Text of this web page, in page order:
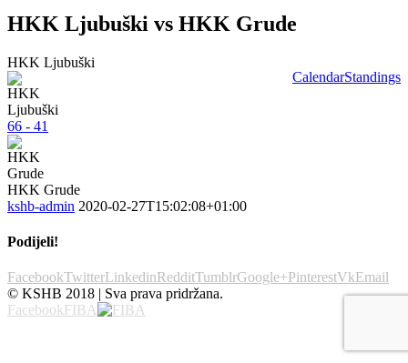
HKK Ljubuški vs HKK Grude
CalendarStandings
HKK Ljubuški
66 - 41
HKK Grude
kshb-admin 2020-02-27T15:02:08+01:00
Podijeli!
FacebookTwitterLinkedinRedditTumblrGoogle+PinterestVkEmail
© KSHB 2018 | Sva prava pridržana.
FacebookFIBA